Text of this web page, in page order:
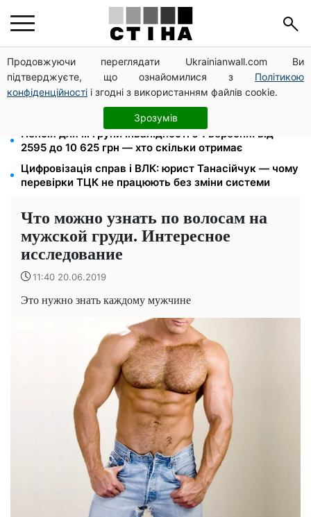
Продовжуючи переглядати Ukrainianwall.com Ви
підтверджуєте, що ознайомилися з Політикою
конфіденційності і згодні з використанням файлів cookie.
Зрозумів
Звільнені з полону безплатно відновлять
посвідчення водія: умови від МВС
26 000 підписів — Зеленський доручив РНБО
позбавляти водіїв прав за систематичні порушення
Пенсія для III групи інвалідності з 1 вересня: від
2595 до 10 625 грн — хто скільки отримає
Цифровізація справ і ВЛК: юрист Танасійчук — чому
перевірки ТЦК не працюють без зміни системи
Что можно узнать по волосам на
мужской груди. Интересное
исследование
11:40 20.06.2019
Это нужно знать каждому мужчине